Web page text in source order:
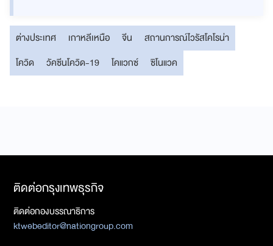
ต่างประเทศ เกาหลีเหนือ จีน
สถานการณ์ไวรัสโคโรน่า
โควิด
วัคซีนโควิด-19 โคแวกซ์ ซิโนแวค
ติดต่อกรุงเทพธุรกิจ
ติดต่อกองบรรณาธิการ
ktwebeditor@nationgroup.com